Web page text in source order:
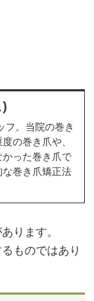
フ。当院の巻き
の巻き爪や、
った巻き爪で
な巻き爪矯正法
ります。
ものではあり